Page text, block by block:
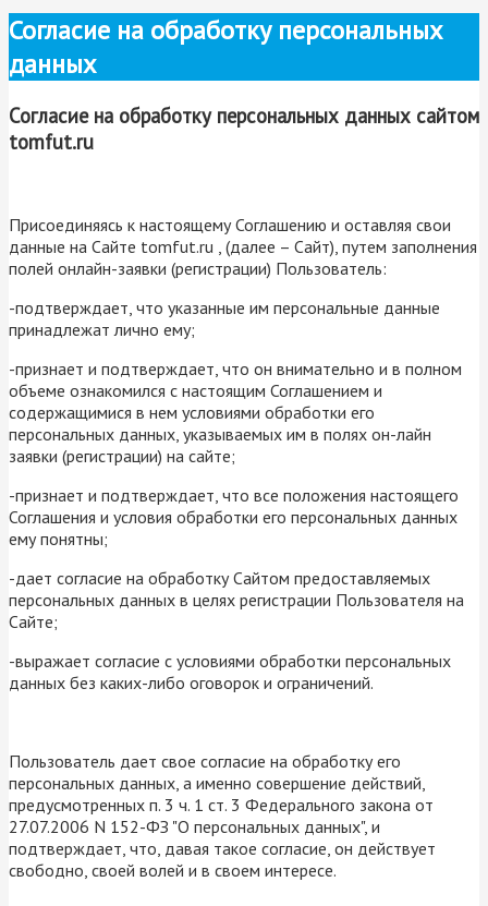
Согласие на обработку персональных
данных
Согласие на обработку персональных данных сайтом
tomfut.ru
Присоединяясь к настоящему Соглашению и оставляя свои
данные на Сайте tomfut.ru , (далее – Сайт), путем заполнения
полей онлайн-заявки (регистрации) Пользователь:
-подтверждает, что указанные им персональные данные
принадлежат лично ему;
-признает и подтверждает, что он внимательно и в полном
объеме ознакомился с настоящим Соглашением и
содержащимися в нем условиями обработки его
персональных данных, указываемых им в полях он-лайн
заявки (регистрации) на сайте;
-признает и подтверждает, что все положения настоящего
Соглашения и условия обработки его персональных данных
ему понятны;
-дает согласие на обработку Сайтом предоставляемых
персональных данных в целях регистрации Пользователя на
Сайте;
-выражает согласие с условиями обработки персональных
данных без каких-либо оговорок и ограничений.
Пользователь дает свое согласие на обработку его
персональных данных, а именно совершение действий,
предусмотренных п. 3 ч. 1 ст. 3 Федерального закона от
27.07.2006 N 152-ФЗ "О персональных данных", и
подтверждает, что, давая такое согласие, он действует
свободно, своей волей и в своем интересе.